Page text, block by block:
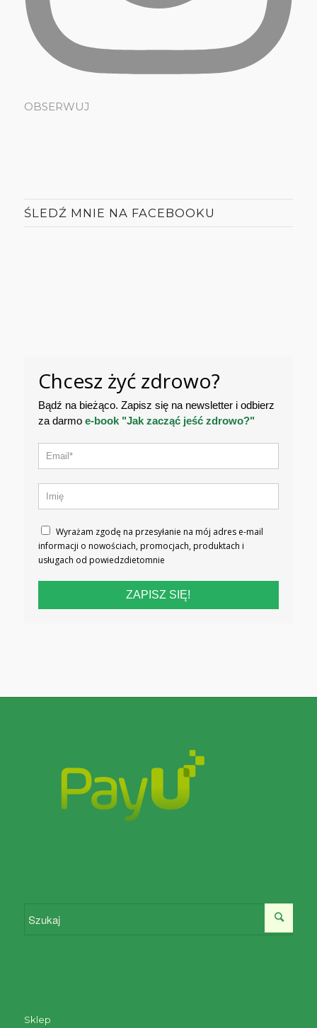
OBSERWUJ
ŚLEDŹ MNIE NA FACEBOOKU
Chcesz żyć zdrowo?
Bądź na bieżąco. Zapisz się na newsletter i odbierz
za darmo e-book "Jak zacząć jeść zdrowo?"
Wyrażam zgodę na przesyłanie na mój adres e-mail
informacji o nowościach, promocjach, produktach i
usługach od powiedzdietomnie
ZAPISZ SIĘ!
Sklep